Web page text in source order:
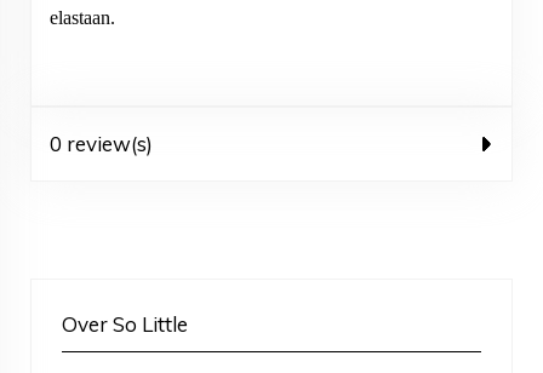
elastaan.
0 review(s)
Over So Little